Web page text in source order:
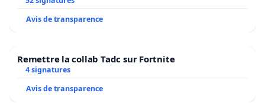
Avis de transparence
Remettre la collab Tadc sur Fortnite
4 signatures
Avis de transparence